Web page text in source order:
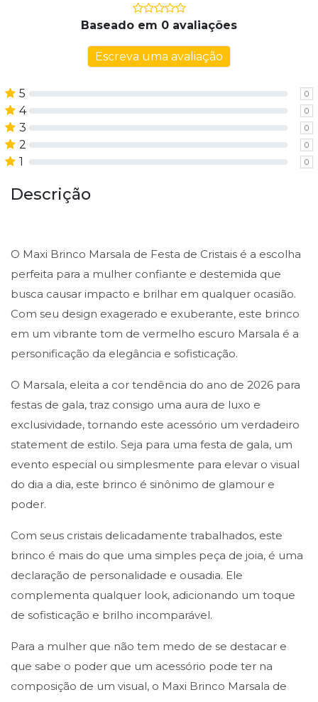
Baseado em 0 avaliações
Escreva uma avaliação
5 0
4 0
3 0
2 0
1 0
Descrição
O Maxi Brinco Marsala de Festa de Cristais é a escolha
perfeita para a mulher confiante e destemida que
busca causar impacto e brilhar em qualquer ocasião.
Com seu design exagerado e exuberante, este brinco
em um vibrante tom de vermelho escuro Marsala é a
personificação da elegância e sofisticação.
O Marsala, eleita a cor tendência do ano de 2026 para
festas de gala, traz consigo uma aura de luxo e
exclusividade, tornando este acessório um verdadeiro
statement de estilo. Seja para uma festa de gala, um
evento especial ou simplesmente para elevar o visual
do dia a dia, este brinco é sinônimo de glamour e
poder.
Com seus cristais delicadamente trabalhados, este
brinco é mais do que uma simples peça de joia, é uma
declaração de personalidade e ousadia. Ele
complementa qualquer look, adicionando um toque
de sofisticação e brilho incomparável.
Para a mulher que não tem medo de se destacar e
que sabe o poder que um acessório pode ter na
composição de um visual, o Maxi Brinco Marsala de